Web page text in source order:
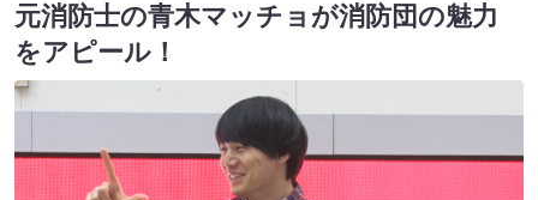
元消防士の青木マッチョが消防団の魅力
をアピール！